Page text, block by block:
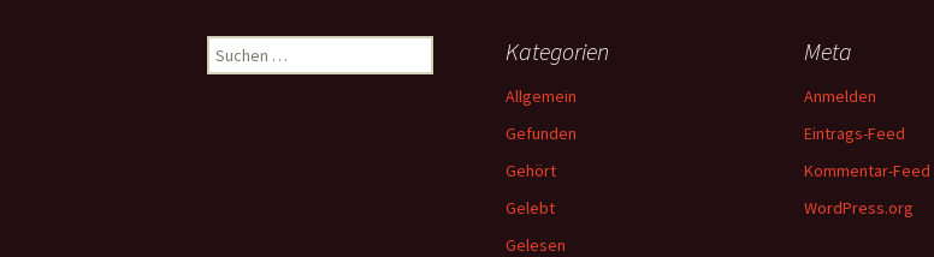
Suchen
nach:
Kategorien
Allgemein
Gefunden
Gehört
Gelebt
Gelesen
Meta
Anmelden
Eintrags-Feed
Kommentar-Feed
WordPress.org